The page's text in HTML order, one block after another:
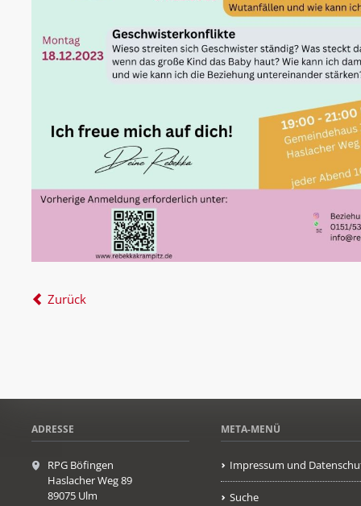
Zurück
ADRESSE
RPG Böfingen
Haslacher Weg 89
89075 Ulm
META-MENÜ
Impressum und
Suche